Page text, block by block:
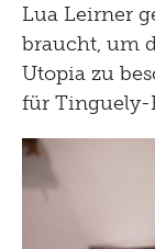
Lua Leirner
braucht, um
Utopia zu
für Tinguely-